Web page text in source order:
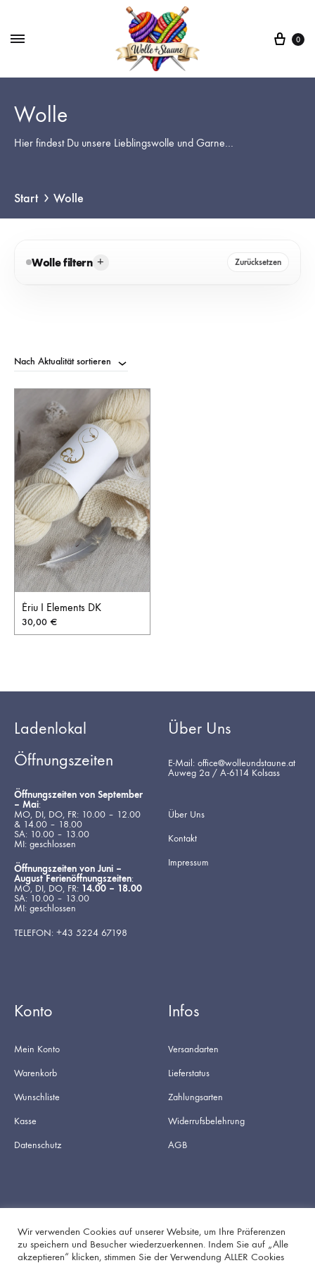
0
Wolle
Hier findest Du unsere Lieblingswolle und Garne…
Start Wolle
Wolle filtern + Zurücksetzen
Nach Aktualität sortieren
Èriu I Elements DK
30,00 €
Ladenlokal
Öffnungszeiten
Öffnungszeiten von September
– Mai:
MO, DI, DO, FR: 10.00 – 12.00
& 14.00 – 18.00
SA: 10.00 – 13.00
MI: geschlossen
Öffnungszeiten von Juni –
August Ferienöffnungszeiten:
MO, DI, DO, FR: 14.00 – 18.00
SA: 10.00 – 13.00
MI: geschlossen
TELEFON: +43 5224 67198
Über Uns
E-Mail: office@wolleundstaune.at
Auweg 2a / A-6114 Kolsass
Über Uns
Kontakt
Impressum
Konto
Mein Konto
Warenkorb
Wunschliste
Kasse
Datenschutz
Infos
Versandarten
Lieferstatus
Zahlungsarten
Widerrufsbelehrung
AGB
FacebookInstagram
Wir verwenden Cookies auf unserer Website, um Ihre Präferenzen
zu speichern und Besucher wiederzuerkennen. Indem Sie auf „Alle
akzeptieren“ klicken, stimmen Sie der Verwendung ALLER Cookies